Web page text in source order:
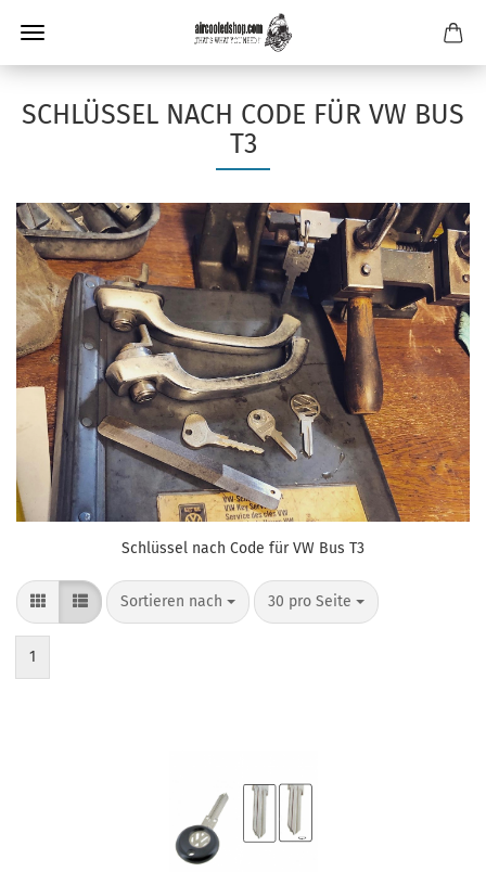
SCHLÜSSEL NACH CODE FÜR VW BUS
T3
Schlüssel nach Code für VW Bus T3
Sortieren nach
Sortieren nach 30 pro Seite
pro Seite
1